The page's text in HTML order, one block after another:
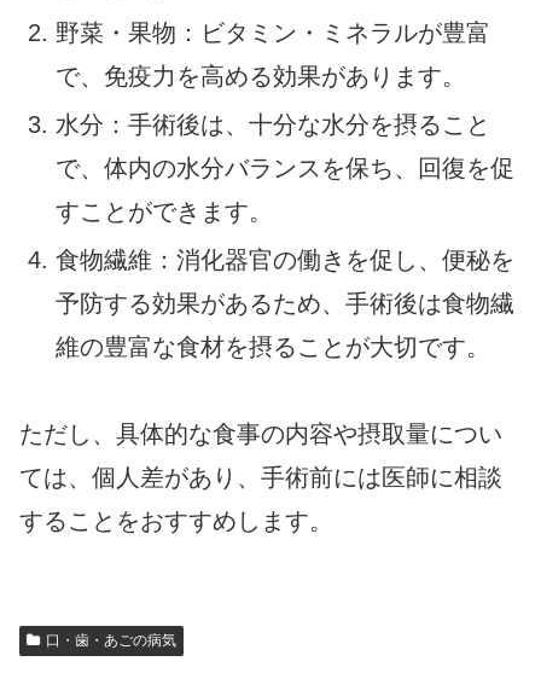
野菜・果物：ビタミン・ミネラルが豊富
で、免疫力を高める効果があります。
水分：手術後は、十分な水分を摂ること
で、体内の水分バランスを保ち、回復を促
すことができます。
食物繊維：消化器官の働きを促し、便秘を
予防する効果があるため、手術後は食物繊
維の豊富な食材を摂ることが大切です。
ただし、具体的な食事の内容や摂取量につい
ては、個人差があり、手術前には医師に相談
することをおすすめします。
口・歯・あごの病気